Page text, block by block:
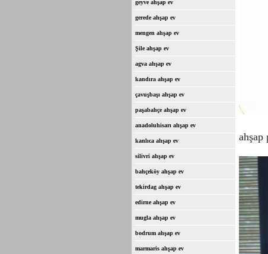
geyve ahşap ev
gerede ahşap ev
mengen ahşap ev
Şile ahşap ev
agva ahşap ev
kandıra ahşap ev
çavuşbaşı ahşap ev
paşabahçe ahşap ev
anadoluhisarı ahşap ev
kanlıca ahşap ev
silivri ahşap ev
bahçeköy ahşap ev
tekirdag ahşap ev
edirne ahşap ev
mugla ahşap ev
bodrum ahşap ev
marmaris ahşap ev
ahşap